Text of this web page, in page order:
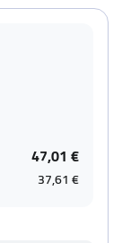
47,01 €
37,61 €